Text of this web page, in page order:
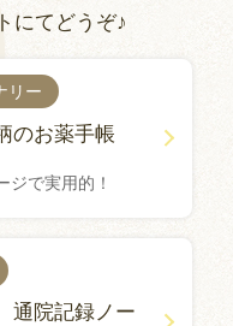
にてどうぞ♪
リー
のお薬手帳
ジで実用的！
院記録ノー